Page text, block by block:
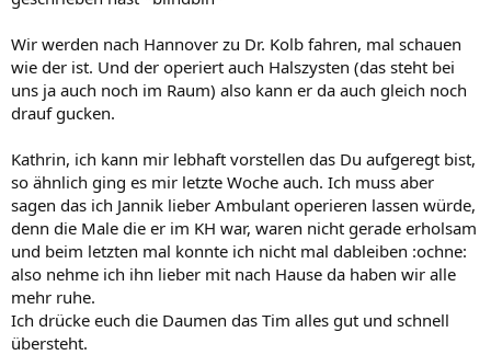
Tami
Wir werden nach Hannover zu Dr. Kolb fahren, mal schauen
wie der ist. Und der operiert auch Halszysten (das steht bei
uns ja auch noch im Raum) also kann er da auch gleich noch
drauf gucken.
Kathrin, ich kann mir lebhaft vorstellen das Du aufgeregt bist,
so ähnlich ging es mir letzte Woche auch. Ich muss aber
sagen das ich Jannik lieber Ambulant operieren lassen würde,
denn die Male die er im KH war, waren nicht gerade erholsam
und beim letzten mal konnte ich nicht mal dableiben :ochne:
also nehme ich ihn lieber mit nach Hause da haben wir alle
mehr ruhe.
Ich drücke euch die Daumen das Tim alles gut und schnell
übersteht.